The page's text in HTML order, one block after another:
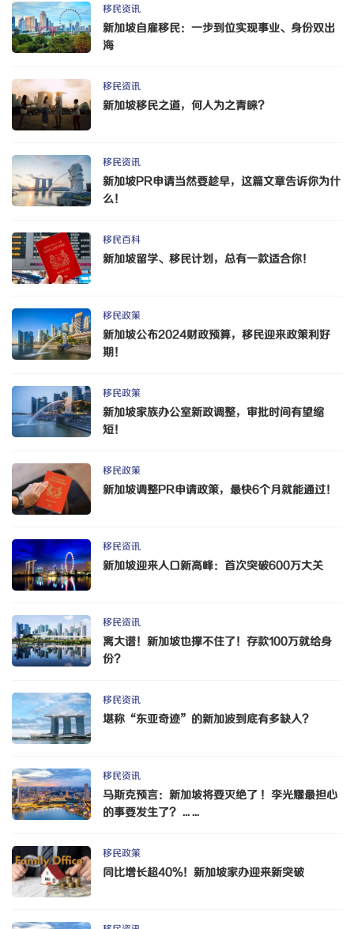
移民资讯
新加坡自雇移民：一步到位实现事业、身份双出
海
移民资讯
新加坡移民之道，何人为之青睐？
移民资讯
新加坡PR申请当然要趁早，这篇文章告诉你为什
么！
移民百科
新加坡留学、移民计划，总有一款适合你！
移民政策
新加坡公布2024财政预算，移民迎来政策利好
期！
移民政策
新加坡家族办公室新政调整，审批时间有望缩
短！
移民政策
新加坡调整PR申请政策，最快6个月就能通过！
移民资讯
新加坡迎来人口新高峰：首次突破600万大关
移民资讯
离大谱！新加坡也撑不住了！存款100万就给身
份？
移民资讯
堪称“东亚奇迹”的新加波到底有多缺人？
移民资讯
马斯克预言：新加坡将要灭绝了 ！李光耀最担心
的事要发生了？ ... ...
移民政策
同比增长超40%！新加坡家办迎来新突破